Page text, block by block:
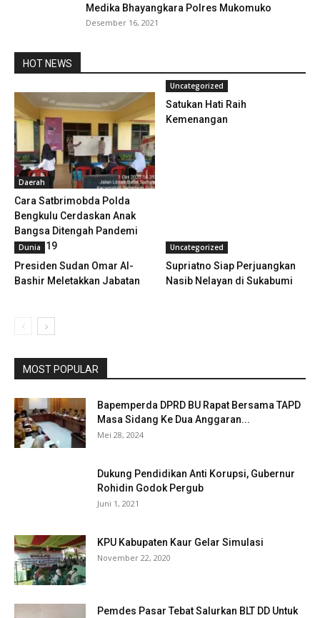
Medika Bhayangkara Polres Mukomuko
Desember 16, 2021
HOT NEWS
Daerah
Cara Satbrimobda Polda
Bengkulu Cerdaskan Anak
Bangsa Ditengah Pandemi
Covid-19
Uncategorized
Satukan Hati Raih
Kemenangan
Dunia
Presiden Sudan Omar Al-
Bashir Meletakkan Jabatan
Uncategorized
Supriatno Siap Perjuangkan
Nasib Nelayan di Sukabumi
MOST POPULAR
Bapemperda DPRD BU Rapat Bersama TAPD
Masa Sidang Ke Dua Anggaran...
Mei 28, 2024
Dukung Pendidikan Anti Korupsi, Gubernur
Rohidin Godok Pergub
Juni 1, 2021
KPU Kabupaten Kaur Gelar Simulasi
November 22, 2020
Pemdes Pasar Tebat Salurkan BLT DD Untuk